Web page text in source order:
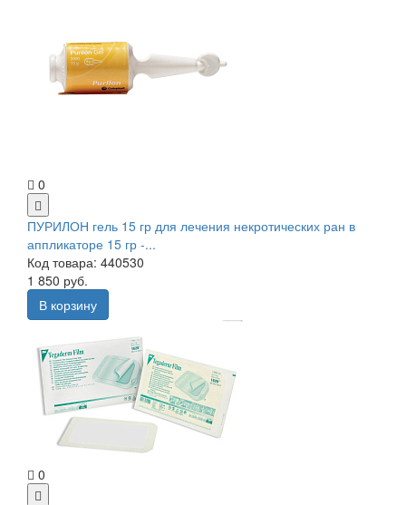
0
ПУРИЛОН гель 15 гр для лечения некротических ран в
аппликаторе 15 гр -...
Код товара: 440530
1 850 руб.
В корзину
0